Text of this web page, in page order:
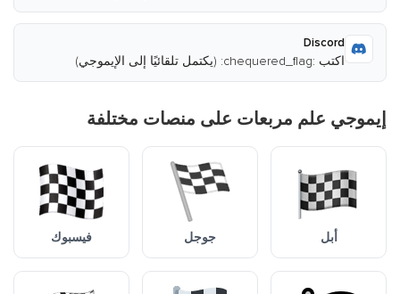
Discord
اكتب :chequered_flag: (يكتمل تلقائيًا إلى الإيموجي)
إيموجي علم مربعات على منصات مختلفة
أبل جوجل فيسبوك